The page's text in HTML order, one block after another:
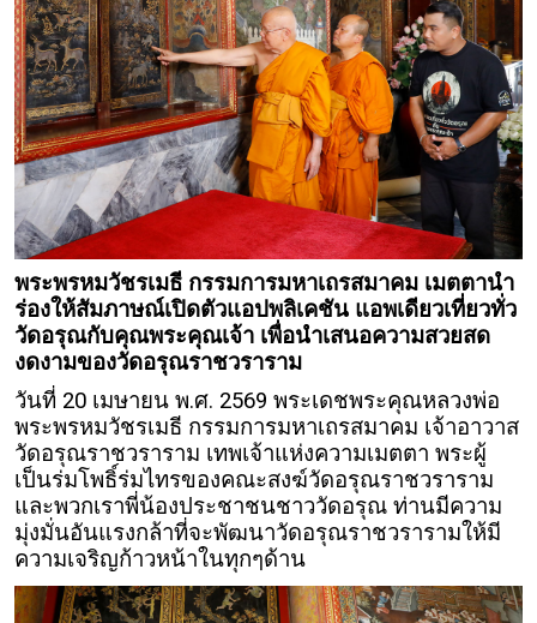
พระพรหมวัชรเมธี กรรมการมหาเถรสมาคม เมตตานํา
ร่องให้สัมภาษณ์เปิดตัวแอปพลิเคชัน แอพเดียวเที่ยวทั่ว
วัดอรุณกับคุณพระคุณเจ้า เพื่อนำเสนอความสวยสด
งดงามของวัดอรุณราชวราราม
วันที่ 20 เมษายน พ.ศ. 2569 พระเดชพระคุณหลวงพ่อ
พระพรหมวัชรเมธี กรรมการมหาเถรสมาคม เจ้าอาวาส
วัดอรุณราชวราราม เทพเจ้าแห่งความเมตตา พระผู้
เป็นร่มโพธิ์ร่มไทรของคณะสงฆ์วัดอรุณราชวราราม
และพวกเราพี่น้องประชาชนชาววัดอรุณ ท่านมีความ
มุ่งมั่นอันแรงกล้าที่จะพัฒนาวัดอรุณราชวรารามให้มี
ความเจริญก้าวหน้าในทุกๆด้าน